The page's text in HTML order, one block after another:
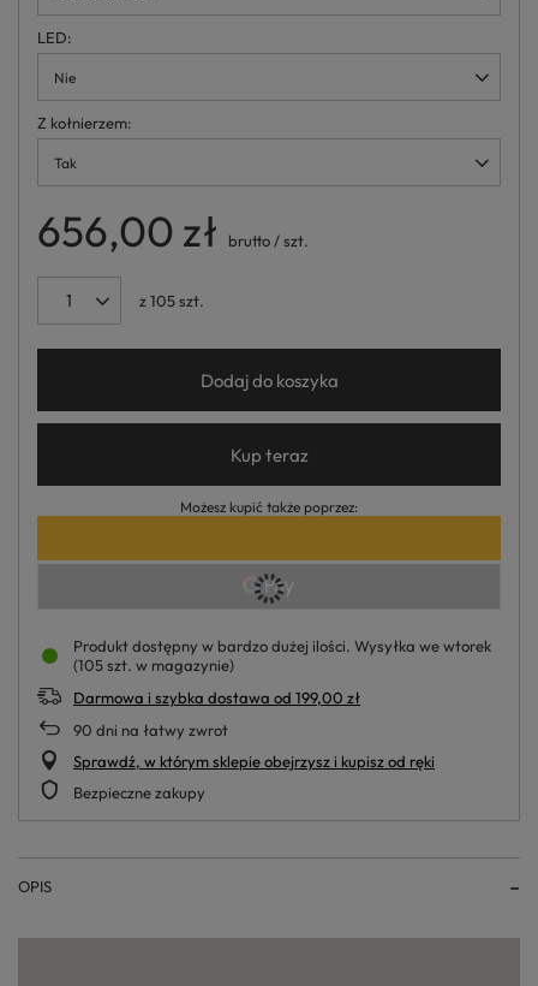
LED
Nie
Z kołnierzem
Tak
656,00 zł brutto /szt.
z105szt.
Dodaj do koszyka
Kup teraz
Możesz kupić także poprzez:
Produkt dostępny w bardzo dużej ilości Wysyłka we wtorek
(105 szt. w magazynie)
Darmowa i szybka dostawa od 199,00 zł
90 dni na łatwy zwrot
Sprawdź, w którym sklepie obejrzysz i kupisz od ręki
Bezpieczne zakupy
OPIS